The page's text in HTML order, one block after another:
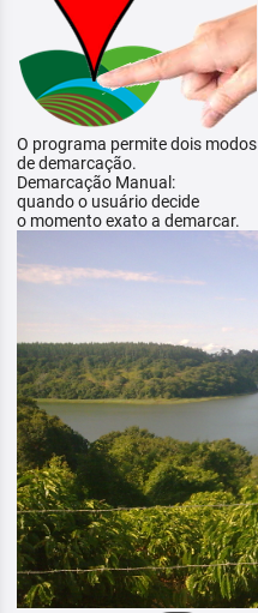
O programa permite dois modos
de demarcação.
Demarcação Manual:
quando o usuário decide
o momento exato a demarcar.